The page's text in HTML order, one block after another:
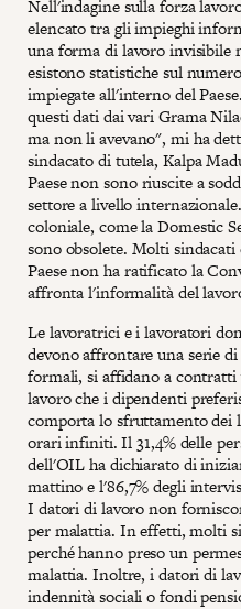
Nell'indagine sulla forza
elencato tra gli impieghi
una forma di lavoro
esistono statistiche sul
impiegate all'interno del
questi dati dai vari Grama
ma non li avevano", mi ha
sindacato di tutela, Kalpa
Paese non sono riuscite a
settore a livello
coloniale, come la Domestic
sono obsolete. Molti
Paese non ha ratificato la
affronta l'informalità del
Le lavoratrici e i lavoratori
devono affrontare una serie
formali, si affidano a contratti
lavoro che i dipendenti
comporta lo sfruttamento
orari infiniti. Il 31,4% delle
dell'OIL ha dichiarato di
mattino e l'86,7% degli
I datori di lavoro non
per malattia. In effetti, molti
perché hanno preso un
malattia. Inoltre, i datori di
indennità sociali o fondi